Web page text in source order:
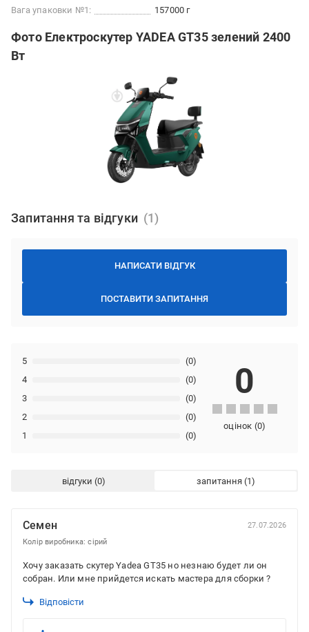
Вага упаковки №1:
157000 г
Фото Електроскутер YADEA GT35 зелений 2400
Вт
Запитання та відгуки
НАПИСАТИ ВІДГУК
ПОСТАВИТИ ЗАПИТАННЯ
1 (0)
2 (0)
3 (0)
4 (0)
5 (0)
0
оцінок (0)
відгуки запитання
Семен
27.07.2026
Колір виробника: сірий
Хочу заказать скутер Yadea GT35 но незнаю будет ли он
собран. Или мне прийдется искать мастера для сборки ?
Відповісти